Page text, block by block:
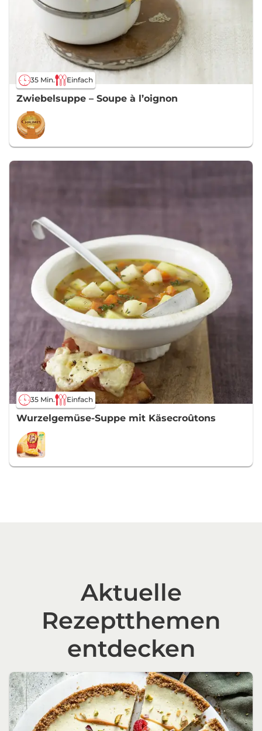
35 Min. Einfach
Zwiebelsuppe – Soupe à l’oignon
35 Min. Einfach
Wurzelgemüse-Suppe mit Käsecroûtons
Aktuelle
Rezeptthemen
entdecken